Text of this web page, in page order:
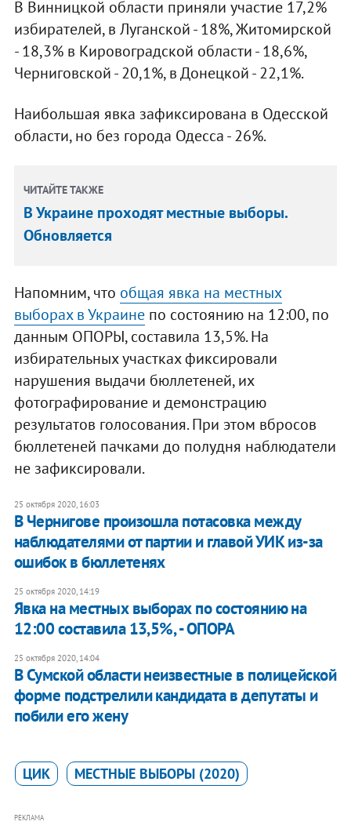
В Винницкой области приняли участие 17,2%
избирателей, в Луганской - 18%, Житомирской
- 18,3% в Кировоградской области - 18,6%,
Черниговской - 20,1%, в Донецкой - 22,1%.
Наибольшая явка зафиксирована в Одесской
области, но без города Одесса - 26%.
ЧИТАЙТЕ ТАКЖЕ
В Украине проходят местные выборы.
Обновляется
Напомним, что общая явка на местных
выборах в Украинепо состоянию на 12:00, по
данным ОПОРЫ, составила 13,5%. На
избирательных участках фиксировали
нарушения выдачи бюллетеней, их
фотографирование и демонстрацию
результатов голосования. При этом вбросов
бюллетеней пачками до полудня наблюдатели
не зафиксировали.
25 октября 2020, 16:03
В Чернигове произошла потасовка между
наблюдателями от партии и главой УИК из-за
ошибок в бюллетенях
25 октября 2020, 14:19
Явка на местных выборах по состоянию на
12:00 составила 13,5%, - ОПОРА
25 октября 2020, 14:04
В Сумской области неизвестные в полицейской
форме подстрелили кандидата в депутаты и
побили его жену
ЦИК МЕСТНЫЕ ВЫБОРЫ (2020)
РЕКЛАМА